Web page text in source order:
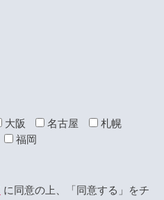
大阪 名古屋
札幌
福岡
に同意の上、「同意する」をチ